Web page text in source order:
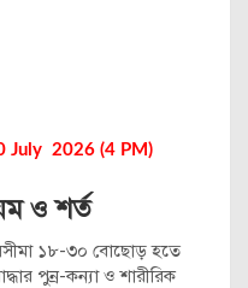
July 2026 (4 PM)
ও শর্ত
১৮-৩০ বোছোড় হতে
পুন্র-কন্যা ও শারীরিক